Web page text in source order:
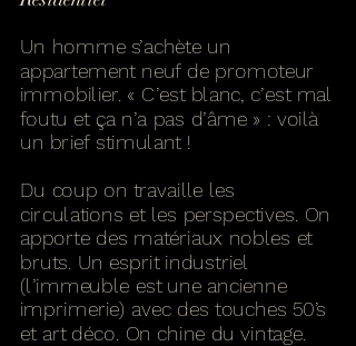
Un homme s’achète un
appartement neuf de promoteur
immobilier. « C’est blanc, c’est mal
foutu et ça n’a pas d’âme » : voilà
un brief stimulant !
Du coup on travaille les
circulations et les perspectives. On
apporte des matériaux nobles et
bruts. Un esprit industriel
(l’immeuble est une ancienne
imprimerie) avec des touches 50’s
et art déco. On chine du vintage.